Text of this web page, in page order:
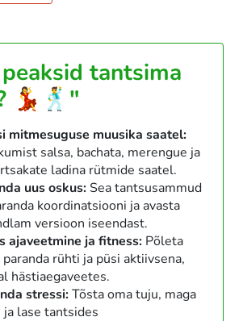
tantsima
💃🕺"
mitmesuguse muusika saatel:
salsa, bachata, merengue ja
ladina rütmide saatel.
uus oskus:Sea tantsusammud
koordinatsiooni ja avasta
versioon iseendast.
ajaveetmine ja fitness: Põleta
rühti ja püsi aktiivsena,
hästiaegaveetes.
stressi:Tõsta oma tuju, maga
ja lase tantsides